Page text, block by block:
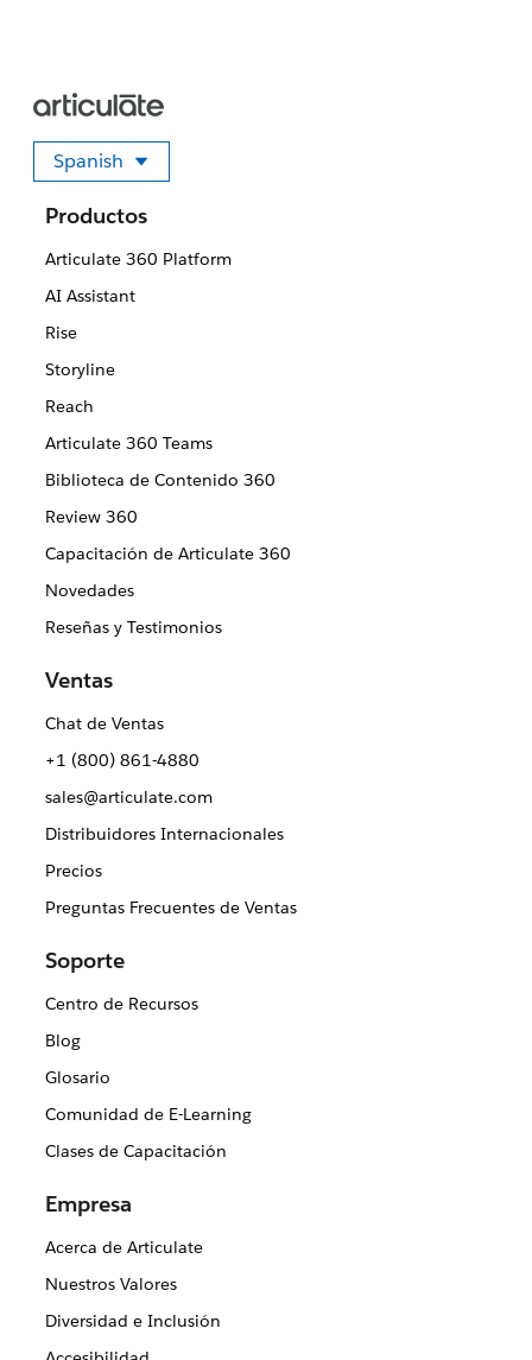
Spanish
Seleccione su idioma
Productos
Articulate 360 Platform
AI Assistant
Rise
Storyline
Reach
Articulate 360 Teams
Biblioteca de Contenido 360
Review 360
Capacitación de Articulate 360
Novedades
Reseñas y Testimonios
Ventas
Chat de Ventas
+1 (800) 861-4880
sales@articulate.com
Distribuidores Internacionales
Precios
Preguntas Frecuentes de Ventas
Soporte
Centro de Recursos
Blog
Glosario
Comunidad de E-Learning
Clases de Capacitación
Empresa
Acerca de Articulate
Nuestros Valores
Diversidad e Inclusión